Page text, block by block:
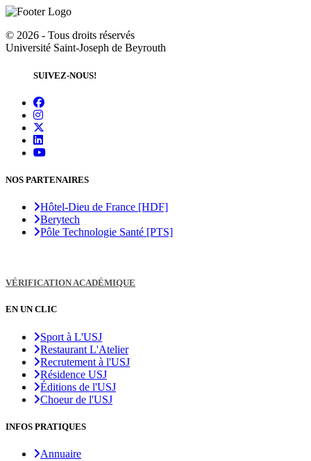
© 2026 - Tous droits réservés
Université Saint-Joseph de Beyrouth
SUIVEZ-NOUS!
NOS PARTENAIRES
Hôtel-Dieu de France [HDF]
Berytech
Pôle Technologie Santé [PTS]
VÉRIFICATION ACADÉMIQUE
EN UN CLIC
Sport à L'USJ
Restaurant L'Atelier
Recrutement à l'USJ
Résidence USJ
Éditions de l'USJ
Choeur de l'USJ
INFOS PRATIQUES
Annuaire